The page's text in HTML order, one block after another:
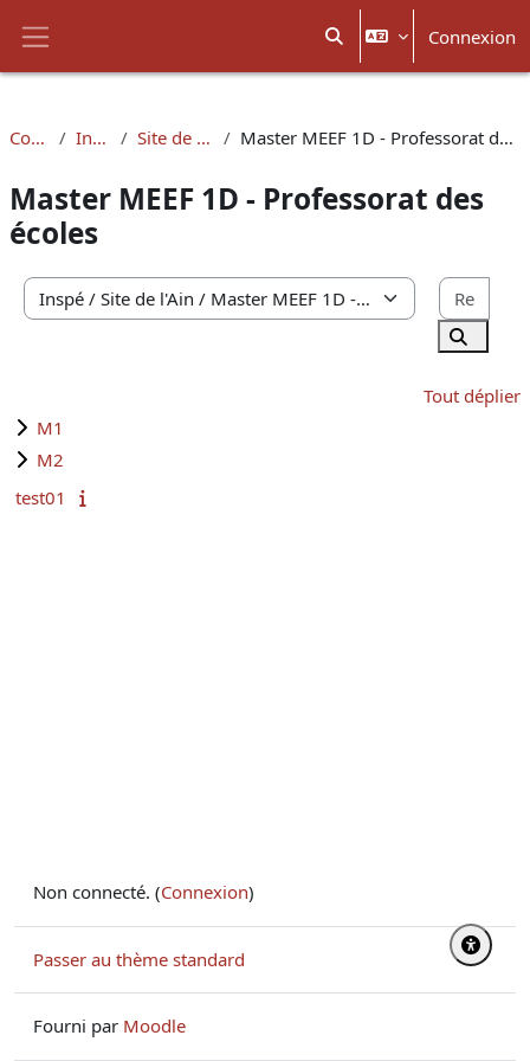
Activer/désactiver la
Connexion
Cours Inspé Site de l'Ain Master MEEF 1D - Professorat des écoles
Master MEEF 1D - Professorat des
écoles
Catégories de cours
Tout déplier
M1
M2
test01
Non connecté. (Connexion)
Passer au thème standard
Fourni par Moodle